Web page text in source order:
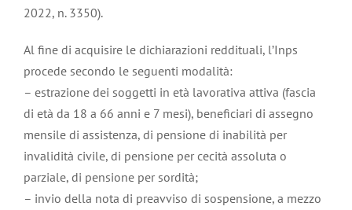
2022, n. 3350).
Al fine di acquisire le dichiarazioni reddituali, l’Inps
procede secondo le seguenti modalità:
– estrazione dei soggetti in età lavorativa attiva (fascia
di età da 18 a 66 anni e 7 mesi), beneficiari di assegno
mensile di assistenza, di pensione di inabilità per
invalidità civile, di pensione per cecità assoluta o
parziale, di pensione per sordità;
– invio della nota di preavviso di sospensione, a mezzo